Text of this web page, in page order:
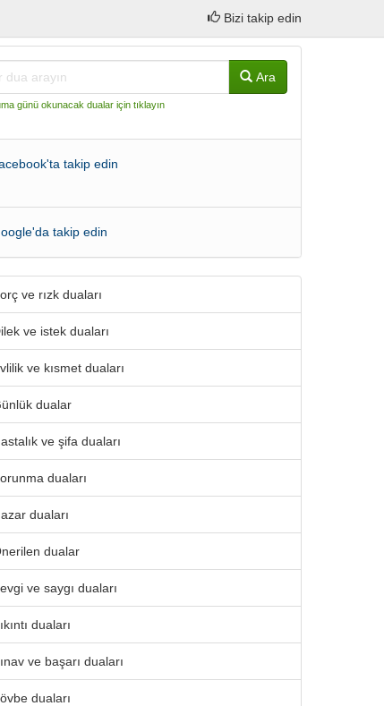
Bizi takip edin
Ara
günü okunacak dualar için tıklayın
takip edin
takip edin
ve rızk duaları
ve istek duaları
ve kısmet duaları
dualar
ve şifa duaları
duaları
duaları
dualar
ve saygı duaları
duaları
ve başarı duaları
duaları